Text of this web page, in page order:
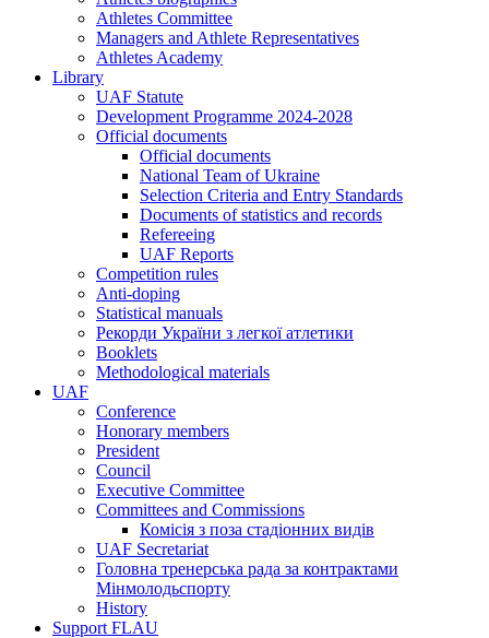
Athletes Committee
Managers and Athlete Representatives
Athletes Academy
Library
UAF Statute
Development Programme 2024-2028
Official documents
Official documents
National Team of Ukraine
Selection Criteria and Entry Standards
Documents of statistics and records
Refereeing
UAF Reports
Competition rules
Anti-doping
Statistical manuals
Рекорди України з легкої атлетики
Booklets
Methodological materials
UAF
Conference
Honorary members
President
Council
Executive Committee
Committees and Commissions
Комісія з поза стадіонних видів
UAF Secretariat
Головна тренерська рада за контрактами
Мінмолодьспорту
History
Support FLAU